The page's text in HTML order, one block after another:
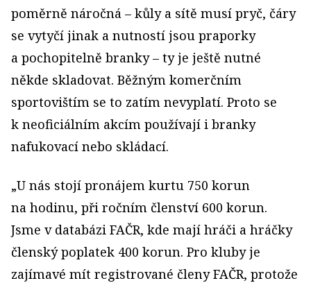
poměrně náročná – kůly a sítě musí pryč, čáry
se vytyčí jinak a nutností jsou praporky
a pochopitelně branky – ty je ještě nutné
někde skladovat. Běžným komerčním
sportovištím se to zatím nevyplatí. Proto se
k neoficiálním akcím používají i branky
nafukovací nebo skládací.
„U nás stojí pronájem kurtu 750 korun
na hodinu, při ročním členství 600 korun.
Jsme v databázi FAČR, kde mají hráči a hráčky
členský poplatek 400 korun. Pro kluby je
zajímavé mít registrované členy FAČR, protože